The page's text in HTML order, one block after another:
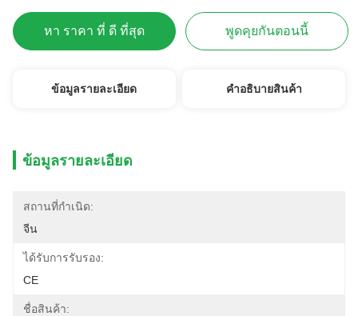
หา ราคา ที่ ดี ที่สุด พูดคุยกันตอนนี้
ข้อมูลรายละเอียด คําอธิบายสินค้า
ข้อมูลรายละเอียด
สถานที่กำเนิด:
จีน
ได้รับการรับรอง:
CE
ชื่อสินค้า: